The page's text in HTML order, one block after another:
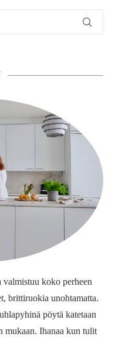
koko perheen
brittiruokia unohtamatta.
pöytä katetaan
mukaan. Ihanaa kun tulit